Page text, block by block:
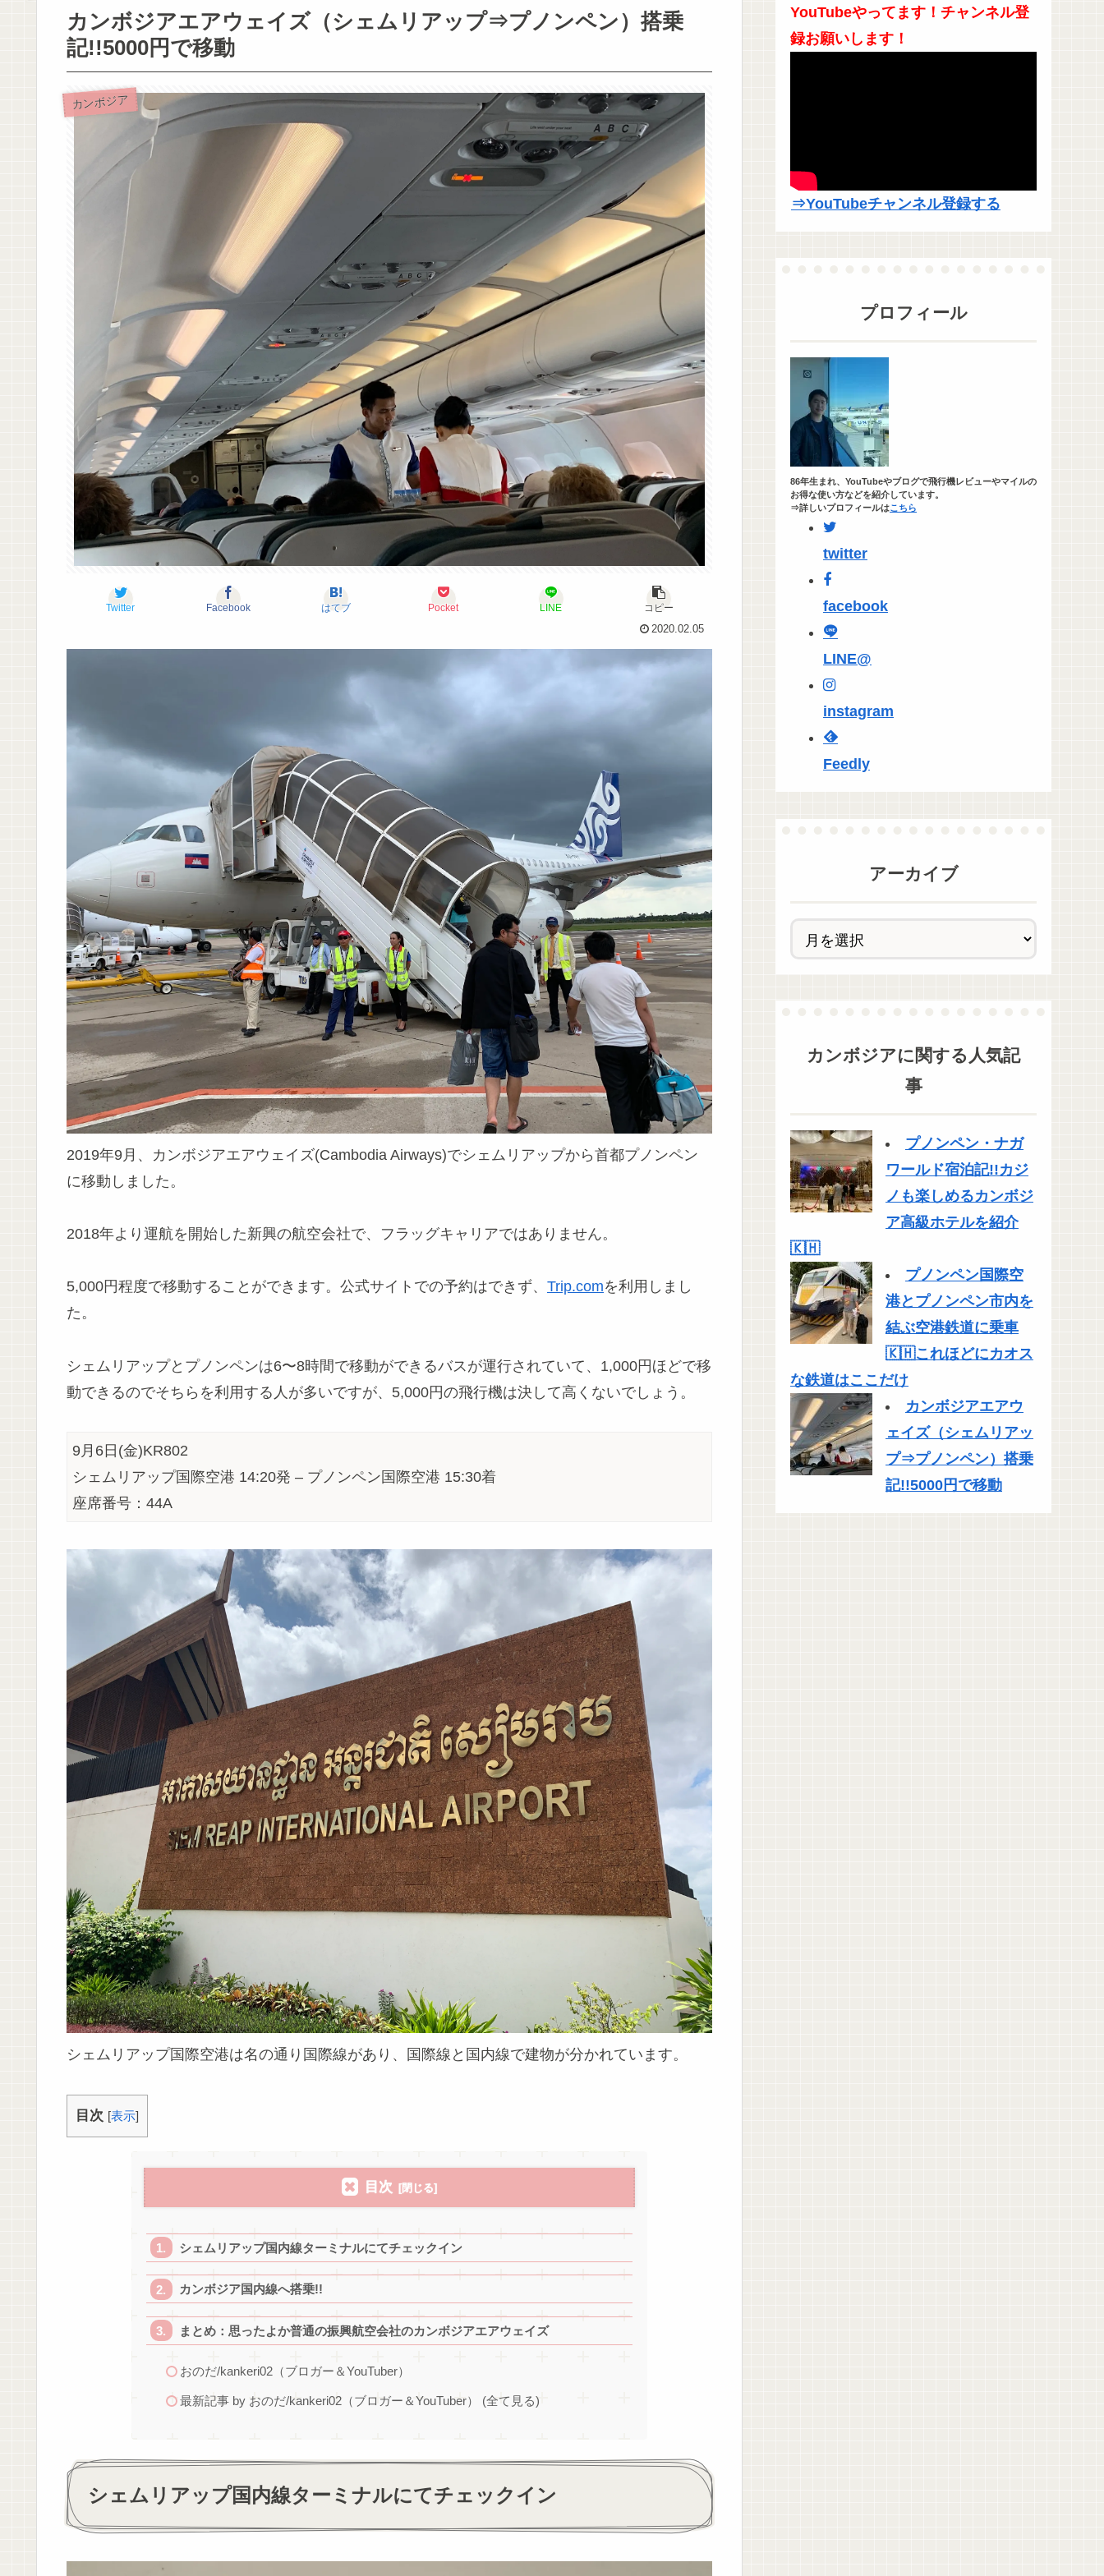
カンボジアエアウェイズ（シェムリアップ⇒プノンペン）搭乗
記!!5000円で移動
カンボジア
Twitter Facebook はてブ Pocket LINE
コピー
2020.02.05
2019年9月、カンボジアエアウェイズ(Cambodia Airways)でシェムリアップから首都プノンペン
に移動しました。
2018年より運航を開始した新興の航空会社で、フラッグキャリアではありません。
5,000円程度で移動することができます。公式サイトでの予約はできず、 Trip.comを利用しまし
た。
シェムリアップとプノンペンは6〜8時間で移動ができるバスが運行されていて、1,000円ほどで移
動できるのでそちらを利用する人が多いですが、5,000円の飛行機は決して高くないでしょう。
9月6日(金)KR802
シェムリアップ国際空港 14:20発 – プノンペン国際空港 15:30着
座席番号：44A
シェムリアップ国際空港は名の通り国際線があり、国際線と国内線で建物が分かれています。
目次 [表示]
目次
シェムリアップ国内線ターミナルにてチェックイン
カンボジア国内線へ搭乗!!
まとめ：思ったよか普通の振興航空会社のカンボジアエアウェイズ
おのだ/kankeri02（ブロガー＆YouTuber）
最新記事 by おのだ/kankeri02（ブロガー＆YouTuber） (全て見る)
シェムリアップ国内線ターミナルにてチェックイン
YouTubeやってます！チャンネル登
録お願いします！
⇒YouTubeチャンネル登録する
プロフィール
86年生まれ、YouTubeやブログで飛行機レビューやマイルの
お得な使い方などを紹介しています。
⇒詳しいプロフィールはこちら
twitter
facebook
LINE@
instagram
Feedly
アーカイブ
カンボジアに関する人気記
事
プノンペン・ナガ
ワールド宿泊記!!カジ
ノも楽しめるカンボジ
ア高級ホテルを紹介
🇰🇭
プノンペン国際空
港とプノンペン市内を
結ぶ空港鉄道に乗車
🇰🇭これほどにカオス
な鉄道はここだけ
カンボジアエアウ
ェイズ（シェムリアッ
プ⇒プノンペン）搭乗
記!!5000円で移動